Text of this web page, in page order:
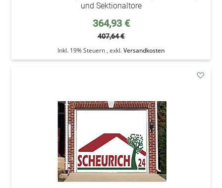
und Sektionaltore
Sonderpreis
364,93 €
407,64 €
Inkl. 19% Steuern , exkl.Versandkosten